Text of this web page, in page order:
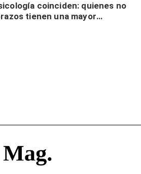
coinciden: quienes no
tienen una mayor
físicos y no es por